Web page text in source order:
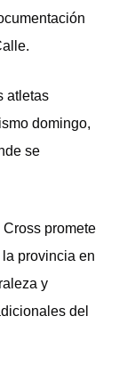
atletas
domingo,
se
promete
provincia en
y
del